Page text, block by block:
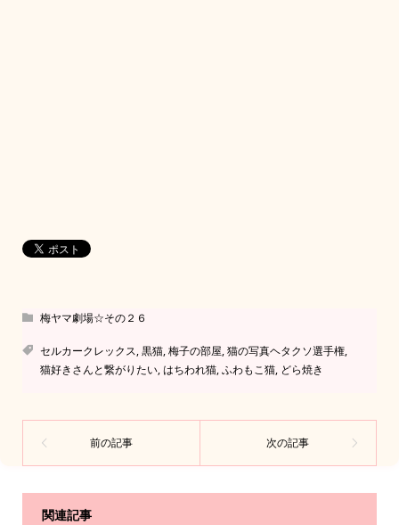
梅ヤマ劇場☆その２６
セルカークレックス,黒猫,梅子の部屋,猫の写真ヘタクソ選手権,
猫好きさんと繋がりたい,はちわれ猫,ふわもこ猫, どら焼き
関連記事